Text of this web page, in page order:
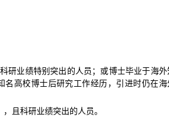
研业绩特别突出的人员；或博士毕业于海外
名高校博士后研究工作经历，引进时仍在海
且科研业绩突出的人员。